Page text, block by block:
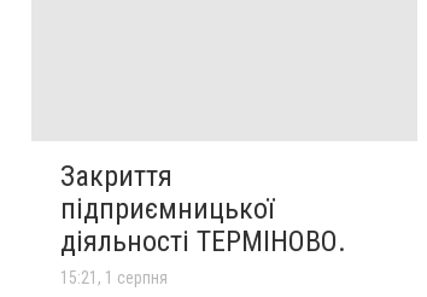
Закриття
підприємницької
діяльності ТЕРМІНОВО.
15:21, 1 серпня